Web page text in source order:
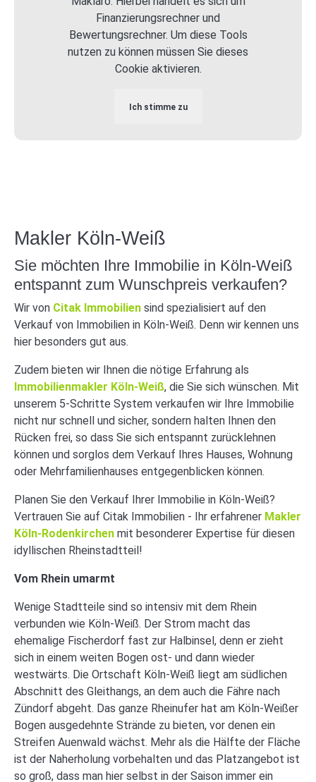
Finanzierungsrechner und
Bewertungsrechner. Um diese Tools
nutzen zu können müssen Sie dieses
Cookie aktivieren.
Ich stimme zu
Makler Köln-Weiß
Sie möchten Ihre Immobilie in Köln-Weiß
entspannt zum Wunschpreis verkaufen?
Wir von Citak Immobilien sind spezialisiert auf den
Verkauf von Immobilien in Köln-Weiß. Denn wir kennen uns
hier besonders gut aus.
Zudem bieten wir Ihnen die nötige Erfahrung als
Immobilienmakler Köln-Weiß, die Sie sich wünschen. Mit
unserem 5-Schritte System verkaufen wir Ihre Immobilie
nicht nur schnell und sicher, sondern halten Ihnen den
Rücken frei, so dass Sie sich entspannt zurücklehnen
können und sorglos dem Verkauf Ihres Hauses, Wohnung
oder Mehrfamilienhauses entgegenblicken können.
Planen Sie den Verkauf Ihrer Immobilie in Köln-Weiß?
Vertrauen Sie auf Citak Immobilien - Ihr erfahrener Makler
Köln-Rodenkirchen mit besonderer Expertise für diesen
idyllischen Rheinstadtteil!
Vom Rhein umarmt
Wenige Stadtteile sind so intensiv mit dem Rhein
verbunden wie Köln-Weiß. Der Strom macht das
ehemalige Fischerdorf fast zur Halbinsel, denn er zieht
sich in einem weiten Bogen ost- und dann wieder
westwärts. Die Ortschaft Köln-Weiß liegt am südlichen
Abschnitt des Gleithangs, an dem auch die Fähre nach
Zündorf abgeht. Das ganze Rheinufer hat am Köln-Weißer
Bogen ausgedehnte Strände zu bieten, vor denen ein
Streifen Auenwald wächst. Mehr als die Hälfte der Fläche
ist der Naherholung vorbehalten und das Platzangebot ist
so groß, dass man hier selbst in der Saison immer ein